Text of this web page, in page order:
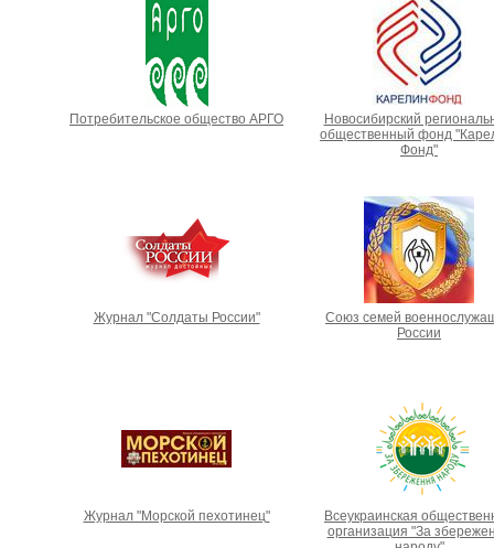
Потребительское общество АРГО
Новосибирский
общественный фонд
Фонд"
Журнал "Солдаты России"
Союз семей
России
Журнал "Морской пехотинец"
Всеукраинская
организация "За